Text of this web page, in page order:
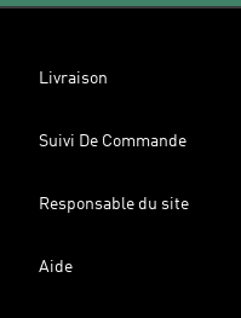
Livraison
Suivi De Commande
Responsable du site
Aide